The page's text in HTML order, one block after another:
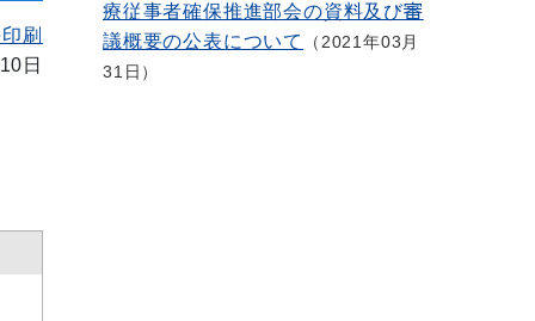
刷
日
療従事者確保推進部会の資料及び審
議概要の公表について
2021年03月
31日